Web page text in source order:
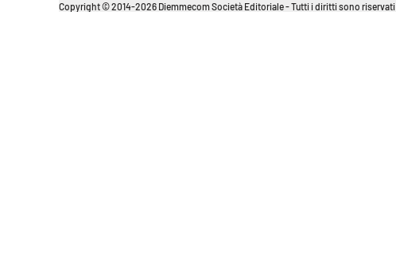
Copyright © 2014-2026 Diemmecom Società Editoriale - Tutti i diritti sono riservati